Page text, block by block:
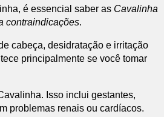
é essencial saber as Cavalinha
contraindicações.
cabeça, desidratação e irritação
principalmente se você tomar
Isso inclui gestantes,
problemas renais ou cardíacos.